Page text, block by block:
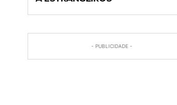
- PUBLICIDADE -